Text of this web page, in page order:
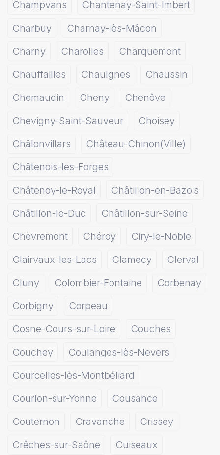
Champvans
Chantenay-Saint-Imbert
Charbuy
Charnay-lès-Mâcon
Charny
Charolles
Charquemont
Chauffailles
Chaulgnes
Chaussin
Chemaudin
Cheny
Chenôve
Chevigny-Saint-Sauveur
Choisey
Châlonvillars
Château-Chinon(Ville)
Châtenois-les-Forges
Châtenoy-le-Royal
Châtillon-en-Bazois
Châtillon-le-Duc
Châtillon-sur-Seine
Chèvremont
Chéroy
Ciry-le-Noble
Clairvaux-les-Lacs
Clamecy
Clerval
Cluny
Colombier-Fontaine
Corbenay
Corbigny
Corpeau
Cosne-Cours-sur-Loire
Couches
Couchey
Coulanges-lès-Nevers
Courcelles-lès-Montbéliard
Courlon-sur-Yonne
Cousance
Couternon
Cravanche
Crissey
Crêches-sur-Saône
Cuiseaux